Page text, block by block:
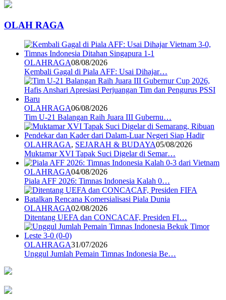
OLAH RAGA
OLAHRAGA08/08/2026
Kembali Gagal di Piala AFF: Usai Dihajar…
OLAHRAGA06/08/2026
Tim U-21 Balangan Raih Juara III Gubernu…
OLAHRAGA, SEJARAH & BUDAYA05/08/2026
Muktamar XVI Tapak Suci Digelar di Semar…
OLAHRAGA04/08/2026
Piala AFF 2026: Timnas Indonesia Kalah 0…
OLAHRAGA02/08/2026
Ditentang UEFA dan CONCACAF, Presiden FI…
OLAHRAGA31/07/2026
Unggul Jumlah Pemain Timnas Indonesia Be…